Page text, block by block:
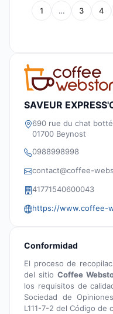
1 … 3 4
SAVEUR
690 rue du chat botté
01700 Beynost
0988998998
contact@coffee-
41771540600043
https://www.coffee-
Conformidad
El proceso de
del sitio Coffee
los requisitos de
Sociedad de
L111-7-2 del Código de